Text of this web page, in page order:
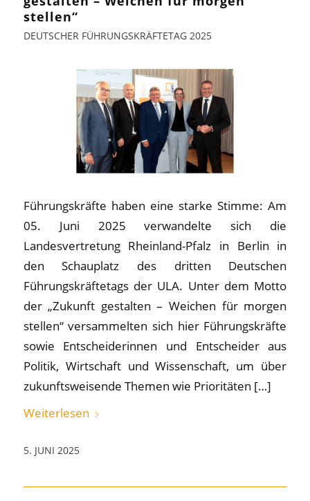
stellen“
DEUTSCHER FÜHRUNGSKRÄFTETAG 2025
Führungskräfte haben eine starke Stimme: Am
05. Juni 2025 verwandelte sich die
Landesvertretung Rheinland-Pfalz in Berlin in
den Schauplatz des dritten Deutschen
Führungskräftetags der ULA. Unter dem Motto
der „Zukunft gestalten – Weichen für morgen
stellen“ versammelten sich hier Führungskräfte
sowie Entscheiderinnen und Entscheider aus
Politik, Wirtschaft und Wissenschaft, um über
zukunftsweisende Themen wie Prioritäten […]
Weiterlesen
5. JUNI 2025